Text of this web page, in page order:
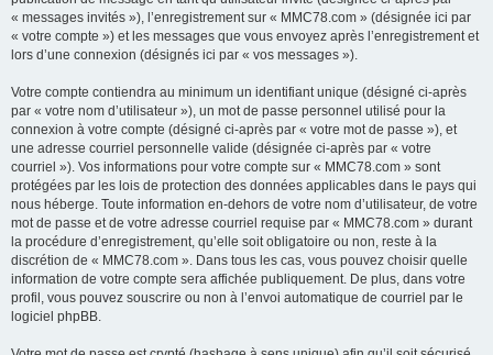
« messages invités »), l’enregistrement sur « MMC78.com » (désignée ici par
« votre compte ») et les messages que vous envoyez après l’enregistrement et
lors d’une connexion (désignés ici par « vos messages »).
Votre compte contiendra au minimum un identifiant unique (désigné ci-après
par « votre nom d’utilisateur »), un mot de passe personnel utilisé pour la
connexion à votre compte (désigné ci-après par « votre mot de passe »), et
une adresse courriel personnelle valide (désignée ci-après par « votre
courriel »). Vos informations pour votre compte sur « MMC78.com » sont
protégées par les lois de protection des données applicables dans le pays qui
nous héberge. Toute information en-dehors de votre nom d’utilisateur, de votre
mot de passe et de votre adresse courriel requise par « MMC78.com » durant
la procédure d’enregistrement, qu’elle soit obligatoire ou non, reste à la
discrétion de « MMC78.com ». Dans tous les cas, vous pouvez choisir quelle
information de votre compte sera affichée publiquement. De plus, dans votre
profil, vous pouvez souscrire ou non à l’envoi automatique de courriel par le
logiciel phpBB.